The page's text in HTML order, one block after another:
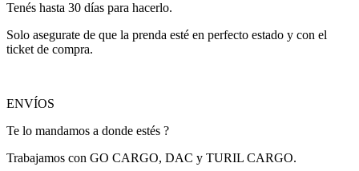
Tenés hasta 30 días para hacerlo.
Solo asegurate de que la prenda esté en perfecto estado y con el
ticket de compra.
ENVÍOS
Te lo mandamos a donde estés ?
Trabajamos con GO CARGO, DAC y TURIL CARGO.